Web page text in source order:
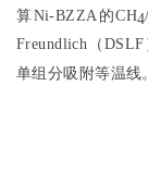
算Ni-BZZA的CH4
Freundlich（
单组分吸附等温线